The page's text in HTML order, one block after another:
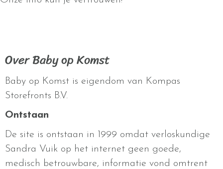
Over Baby op Komst
Baby op Komst is eigendom van Kompas
Storefronts B.V.
Ontstaan
De site is ontstaan in 1999 omdat verloskundige
Sandra Vuik op het internet geen goede,
medisch betrouwbare, informatie vond omtrent